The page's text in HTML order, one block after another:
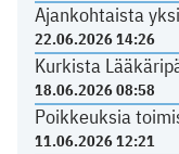
Ajankohtaista
22.06.2026 14:26
Kurkista
18.06.2026 08:58
Poikkeuksia
11.06.2026 12:21